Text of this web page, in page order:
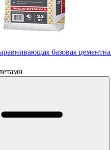
базовая